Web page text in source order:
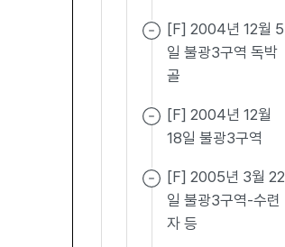
[F] 2004년 12월 5
일 불광3구역 독박
골
[F] 2004년 12월
18일 불광3구역
[F] 2005년 3월 22
일 불광3구역-수련
자 등